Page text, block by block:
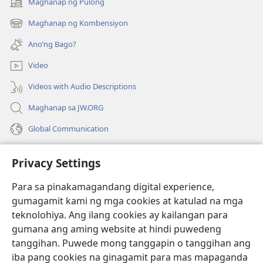
Privacy Settings
Para sa pinakamagandang digital experience,
gumagamit kami ng mga cookies at katulad na mga
teknolohiya. Ang ilang cookies ay kailangan para
gumana ang aming website at hindi puwedeng
tanggihan. Puwede mong tanggapin o tanggihan ang
iba pang cookies na ginagamit para mas mapaganda
(may
bubukas
na
bagong
window)
Maghanap ng Kombensiyon
(may
bubukas
na
bagong
window)
Ano’ng Bago?
Video
Videos with Audio Descriptions
Maghanap sa JW.ORG
Global Communication
(may
na
bagong
window)
Watchtower ONLINE LIBRARY™
(may
bubukas
na
bagong
JW Hub ®
(may
bubukas